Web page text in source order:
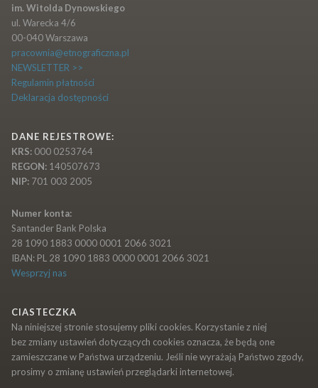
im. Witolda Dynowskiego
ul. Warecka 4/6
00-040 Warszawa
pracownia@etnograficzna.pl
NEWSLETTER >>
Regulamin płatności
Deklaracja dostępności
DANE REJESTROWE:
KRS:000 0253764
REGON:140507673
NIP:701 003 2005
Numer konta:
Santander Bank Polska
28 1090 1883 0000 0001 2066 3021
IBAN: PL 28 1090 1883 0000 0001 2066 3021
Wesprzyj nas
CIASTECZKA
Na niniejszej stronie stosujemy pliki cookies. Korzystanie z niej
bez zmiany ustawień dotyczących cookies oznacza, że będą one
zamieszczane w Państwa urządzeniu. Jeśli nie wyrażają Państwo zgody,
prosimy o zmianę ustawień przeglądarki internetowej.